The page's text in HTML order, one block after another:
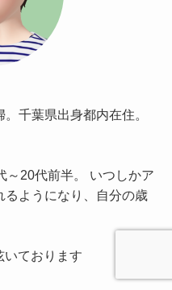
千葉県出身都内在住。
～20代前半。 いつしかア
るようになり、自分の歳
いております